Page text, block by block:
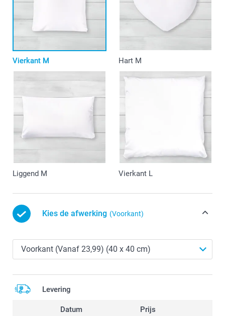
Vierkant M Hart M
Liggend M Vierkant L
Kies de afwerking (Voorkant)
Levering
Datum Prijs